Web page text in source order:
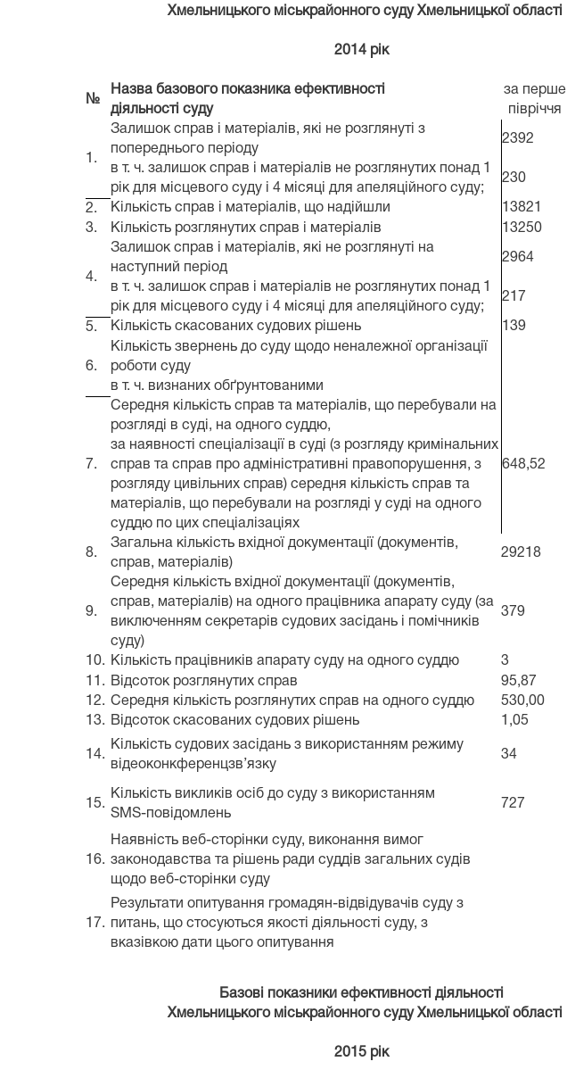
Хмельницького міськрайонного суду Хмельницької області
2014 рік
№
Назва базового показника ефективності
діяльності суду
за перше
півріччя
1.
Залишок справ і матеріалів, які не розглянуті з
попереднього періоду
2392
в т. ч. залишок справ і матеріалів не розглянутих понад 1
рік для місцевого суду і 4 місяці для апеляційного суду;
230
2. Кількість справ і матеріалів, що надійшли 13821
3.
Кількість розглянутих справ і матеріалів 13250
4.
Залишок справ і матеріалів, які не розглянуті на
наступний період
2964
в т. ч. залишок справ і матеріалів не розглянутих понад 1
рік для місцевого суду і 4 місяці для апеляційного суду;
217
5. Кількість скасованих судових рішень 139
6.
Кількість звернень до суду щодо неналежної організації
роботи суду
в т. ч. визнаних обґрунтованими
7.
Середня кількість справ та матеріалів, що перебували на
розгляді в суді, на одного суддю,
за наявності спеціалізації в суді (з розгляду кримінальних
справ та справ про адміністративні правопорушення, з
розгляду цивільних справ) середня кількість справ та
матеріалів, що перебували на розгляді у суді на одного
суддю по цих спеціалізаціях
648,52
8.
Загальна кількість вхідної документації (документів,
справ, матеріалів)
29218
9.
Середня кількість вхідної документації (документів,
справ, матеріалів) на одного працівника апарату суду (за
виключенням секретарів судових засідань і помічників
суду)
379
10. Кількість працівників апарату суду на одного суддю 3
11.
Відсоток розглянутих справ 95,87
12. Середня кількість розглянутих справ на одного суддю 530,00
13.
Відсоток скасованих судових рішень 1,05
14.
Кількість судових засідань з використанням режиму
відеоконкференцзв’язку
34
15.
Кількість викликів осіб до суду з використанням
SMS-повідомлень
727
16.
Наявність веб-сторінки суду, виконання вимог
законодавства та рішень ради суддів загальних судів
щодо веб-сторінки суду
17.
Результати опитування громадян-відвідувачів суду з
питань, що стосуються якості діяльності суду, з
вказівкою дати цього опитування
Базові показники ефективності діяльності
Хмельницького міськрайонного суду Хмельницької області
2015 рік